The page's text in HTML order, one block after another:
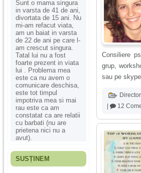
Sunt o mama singura
in varsta de 41 de ani,
divortata de 15 ani. Nu
mi-am refacut viata,
am un baiat in varsta
de 22 de ani pe care l-
am crescut singura.
Tatal lui nu a fost
foarte prezent in viata
lui . Problema mea
este ca nu avem o
comunicare deschisa,
este tot timpul
impotriva mea si mai
rau este ca am
constatat ca are relatii
cu barbati (nu are
prietena nici nu a
avut).
Fiica mea s-a nascut
SUSȚINEM
Consiliere
grup,
sau pe
12